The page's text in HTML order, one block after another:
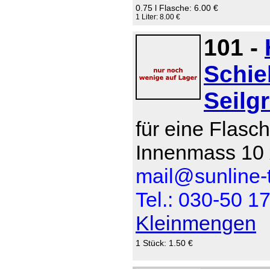
0.75 l Flasche: 6.00 €
1 Liter: 8.00 €
101 -
für eine
Innenmass
Tel.: 030-50
Kleinmengen
1 Stück: 1.50 €